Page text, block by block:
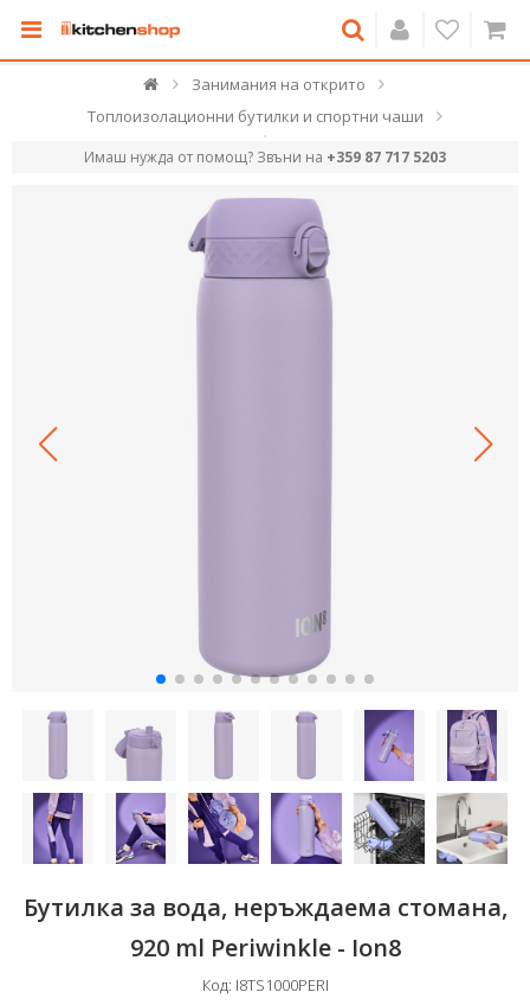
Занимания на открито
Топлоизолационни бутилки и спортни чаши
Имаш нужда от помощ? Звъни на +359 87 717 5203
Бутилка за вода, неръждаема стомана,
920 ml Periwinkle - Ion8
Код: I8TS1000PERI